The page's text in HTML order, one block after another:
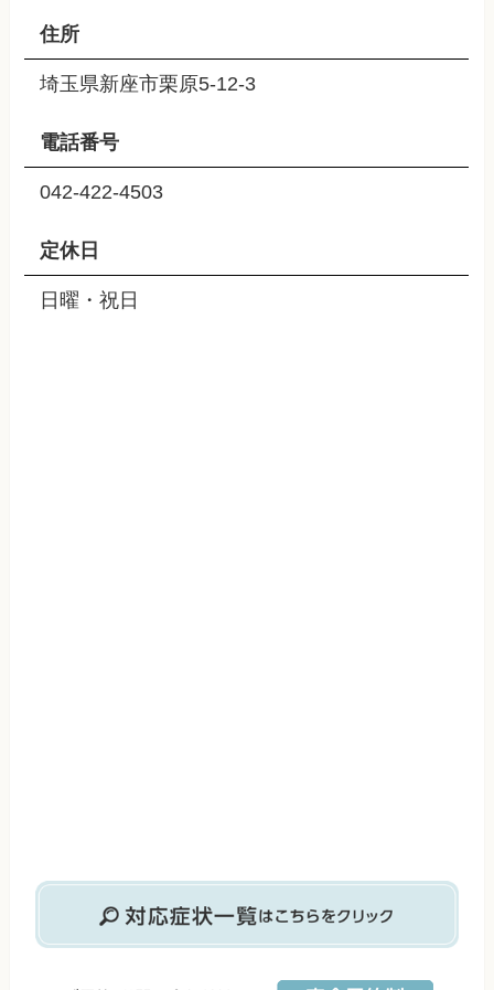
住所
埼玉県新座市栗原5-12-3
電話番号
042-422-4503
定休日
日曜・祝日